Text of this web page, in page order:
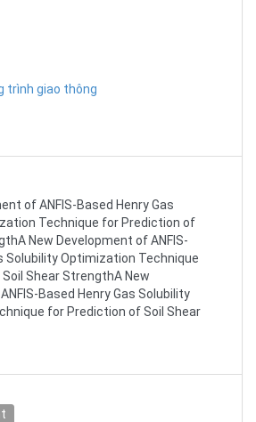
trình giao thông
of ANFIS-Based Henry Gas
Technique for Prediction of
New Development of ANFIS-
Solubility Optimization Technique
Shear StrengthA New
Based Henry Gas Solubility
for Prediction of Soil Shear